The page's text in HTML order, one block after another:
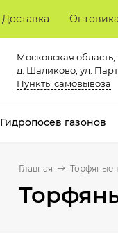
Доставка
Московская область,
д. Шаликово, ул.
Пункты самовывоза
Гидропосев газонов
Главная Торфяные